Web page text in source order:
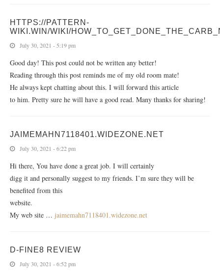
HTTPS://PATTERN-
WIKI.WIN/WIKI/
July 30, 2021 - 5:19 pm
Good day! This post could not be written any better!
Reading through this post reminds me of my old room mate!
He always kept chatting about this. I will forward this article
to him. Pretty sure he will have a good read. Many thanks for sharing!
JAIMEMAHN7118401.WIDEZONE.NET
July 30, 2021 - 6:22 pm
Hi there, You have done a great job. I will certainly
digg it and personally suggest to my friends. I’m sure they will be
benefited from this
website.
My web site … jaimemahn7118401.widezone.net
D-FINE8 REVIEW
July 30, 2021 - 6:52 pm